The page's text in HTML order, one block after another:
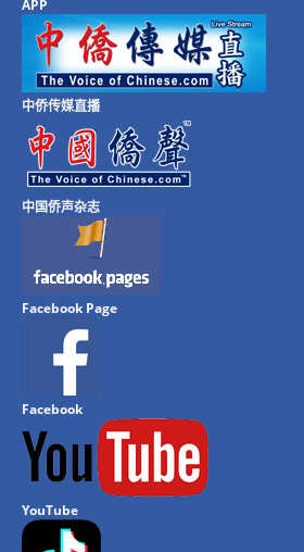
APP
中侨传媒直播
中国侨声杂志
Facebook Page
Facebook
YouTube